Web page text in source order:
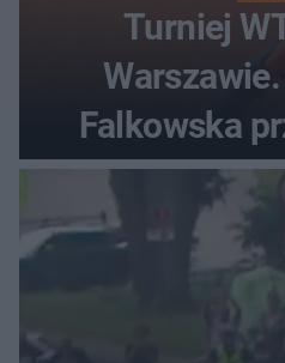
Turniej
Falkowska